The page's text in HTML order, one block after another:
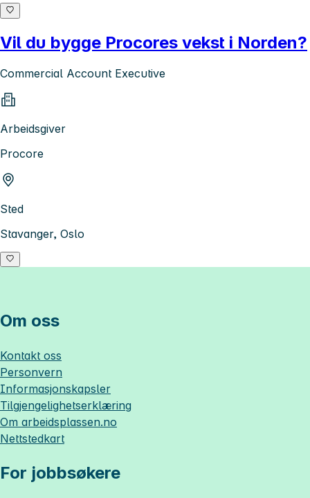
Vil du bygge Procores vekst i Norden?
Commercial Account Executive
Arbeidsgiver
Procore
Sted
Stavanger, Oslo
Om oss
Kontakt oss
Personvern
Informasjonskapsler
Tilgjengelighetserklæring
Om arbeidsplassen.no
Nettstedkart
For jobbsøkere